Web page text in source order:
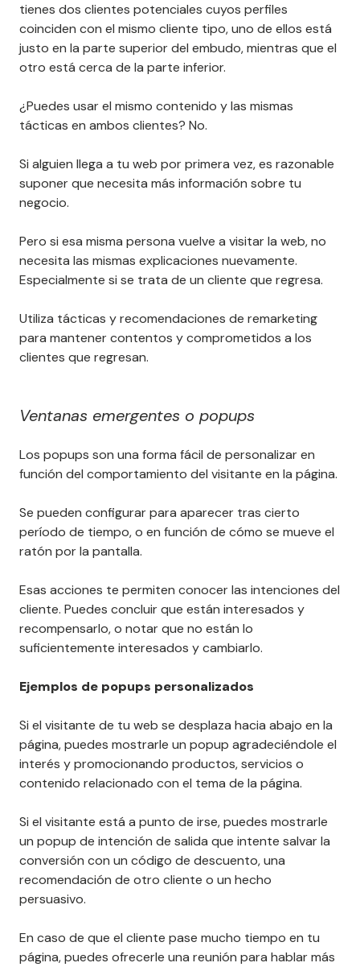
tienes dos clientes potenciales cuyos perfiles
coinciden con el mismo cliente tipo, uno de ellos está
justo en la parte superior del embudo, mientras que el
otro está cerca de la parte inferior.
¿Puedes usar el mismo contenido y las mismas
tácticas en ambos clientes? No.
Si alguien llega a tu web por primera vez, es razonable
suponer que necesita más información sobre tu
negocio.
Pero si esa misma persona vuelve a visitar la web, no
necesita las mismas explicaciones nuevamente.
Especialmente si se trata de un cliente que regresa.
Utiliza tácticas y recomendaciones de remarketing
para mantener contentos y comprometidos a los
clientes que regresan.
Ventanas emergentes o popups
Los popups son una forma fácil de personalizar en
función del comportamiento del visitante en la página.
Se pueden configurar para aparecer tras cierto
período de tiempo, o en función de cómo se mueve el
ratón por la pantalla.
Esas acciones te permiten conocer las intenciones del
cliente. Puedes concluir que están interesados y
recompensarlo, o notar que no están lo
suficientemente interesados y cambiarlo.
Ejemplos de popups personalizados
Si el visitante de tu web se desplaza hacia abajo en la
página, puedes mostrarle un popup agradeciéndole el
interés y promocionando productos, servicios o
contenido relacionado con el tema de la página.
Si el visitante está a punto de irse, puedes mostrarle
un popup de intención de salida que intente salvar la
conversión con un código de descuento, una
recomendación de otro cliente o un hecho
persuasivo.
En caso de que el cliente pase mucho tiempo en tu
página, puedes ofrecerle una reunión para hablar más